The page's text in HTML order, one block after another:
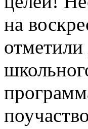
на